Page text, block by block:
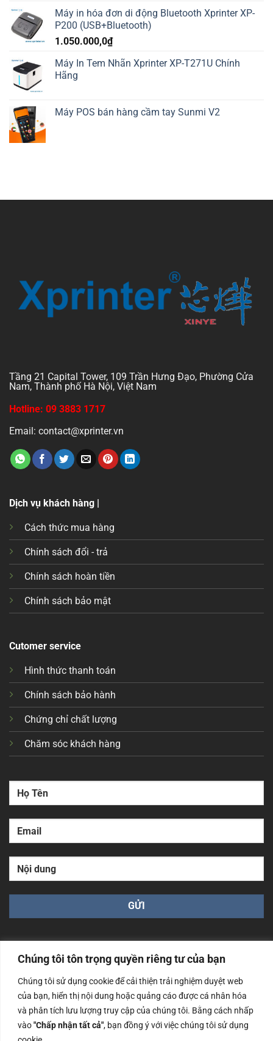
Chúng tôi tôn trọng quyền riêng tư của bạn
Chúng tôi sử dụng cookie để cải thiện trải nghiệm duyệt web
của bạn, hiển thị nội dung hoặc quảng cáo được cá nhân hóa
và phân tích lưu lượng truy cập của chúng tôi. Bằng cách nhấp
vào"Chấp nhận tất cả", bạn đồng ý với việc chúng tôi sử dụng
Máy in hóa đơn di động Bluetooth Xprinter XP-
P200 (USB+Bluetooth)
1.050.000,0₫
Máy In Tem Nhãn Xprinter XP-T271U Chính
Hãng
Máy POS bán hàng cầm tay Sunmi V2
Tầng 21 Capital Tower, 109 Trần Hưng Đạo, Phường Cửa
Nam, Thành phố Hà Nội, Việt Nam
Hotline: 09 3883 1717
Email: contact@xprinter.vn
Dịch vụ khách hàng |
Cách thức mua hàng
Chính sách đổi - trả
Chính sách hoàn tiền
Chính sách bảo mật
Cutomer service
Hình thức thanh toán
Chính sách bảo hành
Chứng chỉ chất lượng
Chăm sóc khách hàng
Công ty TNHH Nam Bình Xương - Số ĐKKD: 0108783483
cấp ngày 14/06/2019 bởi Sở Kế Hoạch và Đầu Tư Tp. Hà
Nội
Copyrights @2023 Nam Binh Xuong. All Rights Reserved